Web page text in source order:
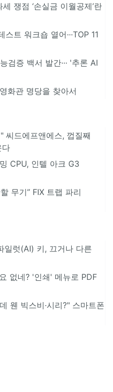
쟁점 ‘손실금 이월공제’란
트 워크숍 열어···TOP 11
검증 백서 발간··· '추론 AI
화관 명당을 찾아서
씨드에프앤에스, 껍질째
다
CPU, 인텔 아크 G3
무기” FIX 트랩 파리
일럿(AI) 키, 끄거나 다른
없네? '인쇄' 메뉴로 PDF
웬 빅스비·시리?" 스마트폰